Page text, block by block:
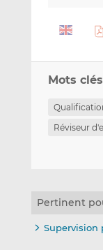
Mots clés
Réviseur
Pertinent
Supervision